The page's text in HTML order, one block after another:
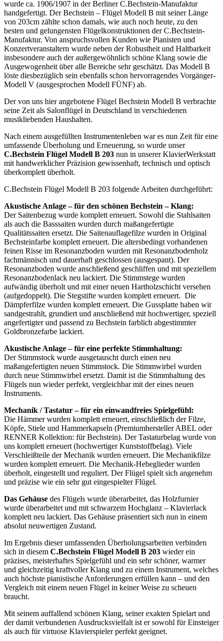
wurde ca. 1906/1907 in der Berliner C.Bechstein-Manufaktur
handgefertigt. Der Bechstein – Flügel Modell B mit seiner Länge
von 203cm zählte schon damals, wie auch noch heute, zu den
besten und gelungensten Flügelkonstruktionen der C.Bechstein-
Manufaktur. Von anspruchsvollen Kunden wie Pianisten und
Konzertveranstaltern wurde neben der Robustheit und Haltbarkeit
insbesondere auch der außergewöhnlich schöne Klang sowie die
Ausgewogenheit über alle Bereiche sehr geschätzt. Das Modell B
löste diesbezüglich sein ebenfalls schon hervorragendes Vorgänger-
Modell V (ausgesprochen Modell FÜNF) ab.
Der von uns hier angebotene Flügel Bechstein Modell B verbrachte
seine Zeit als Salonflügel in Deutschland in verschiedenen
musikliebenden Haushalten.
Nach einem ausgefüllten Instrumentenleben war es nun Zeit für eine
umfassende Überholung und Erneuerung, so wurde unser
C.Bechstein Flügel Modell B 203 nun in unserer KlavierWerkstatt
mit handwerklicher Präzision gewissenhaft, technisch und optisch
überkomplett überholt.
C.Bechstein Flügel Modell B 203 folgende Arbeiten durchgeführt:
Akustische Anlage – für den schönen Bechstein – Klang:
Der Saitenbezug wurde komplett erneuert. Sowohl die Stahlsaiten
als auch die Basssaiten wurden durch maßangefertigte
Qualitätssaiten ersetzt. Die Saitenauflagefilze wurden in Original
Bechsteinfarbe komplett erneuert. Die altersbedingt vorhandenen
feinen Risse im Resonanzboden wurden mit Resonanzbodenholz
fachmännisch und dauerhaft geschlossen (ausgespant). Der
Resonanzboden wurde anschließend geschliffen und mit speziellem
Resonanzbodenlack neu lackiert. Die Stimmstege wurden
aufwändig überholt und mit einer neuen Hartholzschicht versehen
(aufgedoppelt). Die Stegstifte wurden komplett erneuert. Die
Dämpferfilze wurden komplett erneuert. Die Gussplatte haben wir
sandgestrahlt, grundiert und anschließend mit hochwertiger, speziell
angefertigter und passend zu Bechstein farblich abgestimmter
Goldbronzefarbe lackiert.
Akustische Anlage – für eine perfekte Stimmhaltung:
Der Stimmstock wurde ausgetauscht durch einen neu
maßangefertigten neuen Stimmstock. Die Stimmwirbel wurden
durch neue Stimmwirbel ersetzt. Damit ist die Stimmhaltung des
Flügels nun wieder perfekt, vergleichbar mit der eines neuen
Instruments.
Mechanik / Tastatur – für ein einwandfreies Spielgefühl:
Die Hämmer wurden komplett erneuert, einschließlich der Filze,
Köpfe, Stiele und Hammerkapseln (Premiumhersteller ABEL oder
RENNER Kollektion: für Bechstein). Der Tastaturbelag wurde von
uns komplett erneuert (hochwertiger Kunststoffbelag). Viele
Verschleißteile der Mechanik wurden erneuert. Die Mechanikfilze
wurden komplett erneuert. Die Mechanik-Hebeglieder wurden
überholt, eingestellt und reguliert. Der Flügel spielt sich angenehm
und präzise wie ein sehr gut eingespielter Flügel.
Das Gehäuse des Flügels wurde überarbeitet, das Holzfurnier
wurde überarbeitet und mit schwarzem Hochglanz – Klavierlack
komplett neu lackiert. Das Gehäuse präsentiert sich nun in einem
absolut neuwertigen Zustand.
Im Ergebnis dieser umfassenden Überholungsarbeiten verbinden
sich in diesem C.Bechstein Flügel Modell B 203 wieder ein
präzises, meisterhaftes Spielgefühl und ein sehr schöner, warmer
und gleichzeitig kraftvoller Klang und zu einem Instrument, welches
auch höchste pianistische Anforderungen erfüllen kann – und den
Vergleich mit einem neuen Flügel in keiner Weise zu scheuen
braucht.
Mit seinem auffallend schönen Klang, seiner exakten Spielart und
der damit verbundenen Ausdrucksvielfalt ist er sowohl für Einsteiger
als auch für virtuose Klavierspieler perfekt geeignet.